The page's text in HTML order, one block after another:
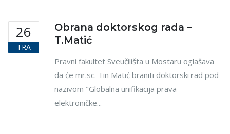
26
TRA
Obrana doktorskog rada –
T.Matić
Pravni fakultet Sveučilišta u Mostaru oglašava
da će mr.sc. Tin Matić braniti doktorski rad pod
nazivom "Globalna unifikacija prava
elektroničke...